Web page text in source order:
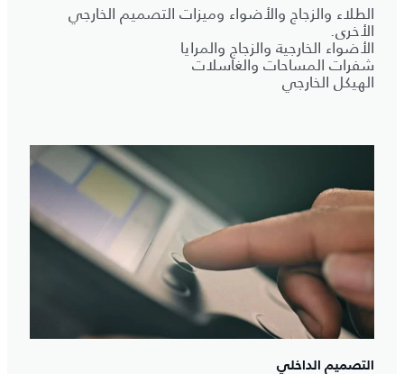
الطلاء والزجاج والأضواء وميزات التصميم الخارجي
الأخرى.
الأضواء الخارجية والزجاج والمرايا
شفرات المساحات والغاسلات
الهيكل الخارجي
التصميم الداخلي